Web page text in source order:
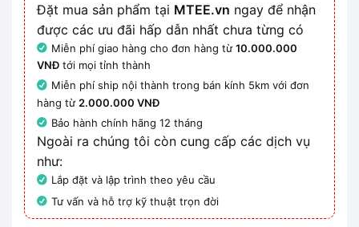
Đặt mua sản phẩm tại MTEE.vn ngay để nhận
được các ưu đãi hấp dẫn nhất chưa từng có
Miễn phí giao hàng cho đơn hàng từ10.000.000
VNĐ tới mọi tỉnh thành
Miễn phí ship nội thành trong bán kính 5km với đơn
hàng từ 2.000.000 VNĐ
Bảo hành chính hãng 12 tháng
Ngoài ra chúng tôi còn cung cấp các dịch vụ
như:
Lắp đặt và lập trình theo yêu cầu
Tư vấn và hỗ trợ kỹ thuật trọn đời